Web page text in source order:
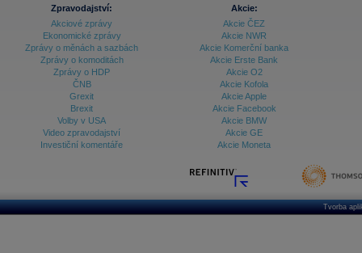
Zpravodajství:
Akciové zprávy
Ekonomické zprávy
Zprávy o měnách a sazbách
Zprávy o komoditách
Zprávy o HDP
ČNB
Grexit
Brexit
Volby v USA
Video zpravodajství
Investiční komentáře
Akcie:
Akcie ČEZ
Akcie NWR
Akcie Komerční banka
Akcie Erste Bank
Akcie O2
Akcie Kofola
Akcie Apple
Akcie Facebook
Akcie BMW
Akcie GE
Akcie Moneta
Tvorba